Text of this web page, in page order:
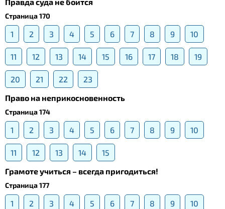
Правда суда не боится
Страница 170
1 2 3 4 5 6 7 8 9 10
11 12 13 14 15 16 17 18 19
20 21 22
23
Право на неприкосновенность
Страница 174
1 2 3 4 5 6 7 8 9 10
11 12 13 14
15
Грамоте учиться – всегда пригодиться!
Страница 177
1 2 3 4 5 6 7 8 9 10